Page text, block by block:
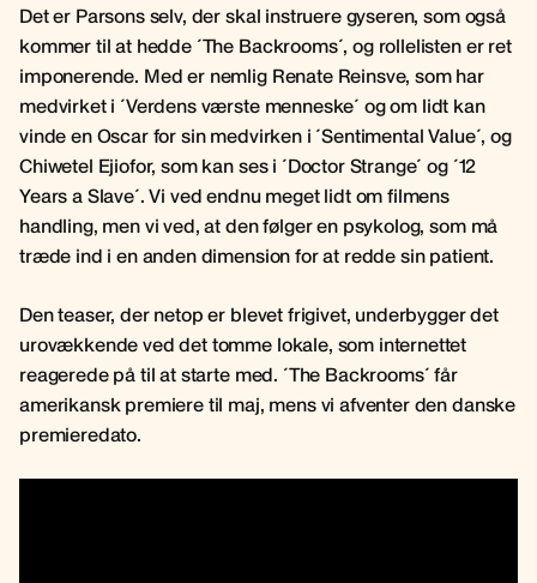
Det er Parsons selv, der skal instruere gyseren, som også
kommer til at hedde ´The Backrooms´, og rollelisten er ret
imponerende. Med er nemlig Renate Reinsve, som har
medvirket i ´Verdens værste menneske´ og om lidt kan
vinde en Oscar for sin medvirken i ´Sentimental Value´, og
Chiwetel Ejiofor, som kan ses i ´Doctor Strange´ og ´12
Years a Slave´. Vi ved endnu meget lidt om filmens
handling, men vi ved, at den følger en psykolog, som må
træde ind i en anden dimension for at redde sin patient.
Den teaser, der netop er blevet frigivet, underbygger det
urovækkende ved det tomme lokale, som internettet
reagerede på til at starte med. ´The Backrooms´ får
amerikansk premiere til maj, mens vi afventer den danske
premieredato.